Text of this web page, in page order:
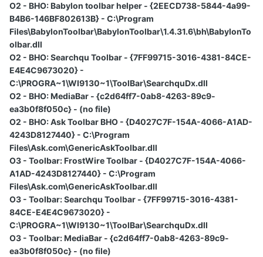
O2 - BHO: Babylon toolbar helper - {2EECD738-5844-4a99-
B4B6-146BF802613B} - C:\Program
Files\BabylonToolbar\BabylonToolbar\1.4.31.6\bh\BabylonTo
olbar.dll
O2 - BHO: Searchqu Toolbar - {7FF99715-3016-4381-84CE-
E4E4C9673020} -
C:\PROGRA~1\WI9130~1\ToolBar\SearchquDx.dll
O2 - BHO: MediaBar - {c2d64ff7-0ab8-4263-89c9-
ea3b0f8f050c} - (no file)
O2 - BHO: Ask Toolbar BHO - {D4027C7F-154A-4066-A1AD-
4243D8127440} - C:\Program
Files\Ask.com\GenericAskToolbar.dll
O3 - Toolbar: FrostWire Toolbar - {D4027C7F-154A-4066-
A1AD-4243D8127440} - C:\Program
Files\Ask.com\GenericAskToolbar.dll
O3 - Toolbar: Searchqu Toolbar - {7FF99715-3016-4381-
84CE-E4E4C9673020} -
C:\PROGRA~1\WI9130~1\ToolBar\SearchquDx.dll
O3 - Toolbar: MediaBar - {c2d64ff7-0ab8-4263-89c9-
ea3b0f8f050c} - (no file)